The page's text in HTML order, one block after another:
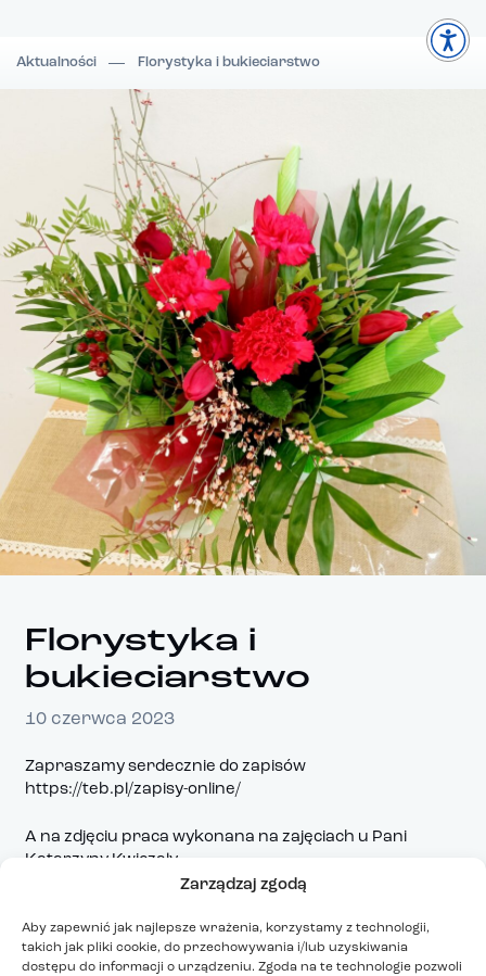
Zarządzaj zgodą
Aby zapewnić jak najlepsze wrażenia, korzystamy z technologii,
takich jak pliki cookie, do przechowywania i/lub uzyskiwania
dostępu do informacji o urządzeniu. Zgoda na te technologie pozwoli
Aktualności Florystyka i bukieciarstwo
Florystyka i
bukieciarstwo
10 czerwca 2023
Zapraszamy serdecznie do zapisów
https://teb.pl/zapisy-online/
A na zdjęciu praca wykonana na zajęciach u Pani
Katarzyny Kwiczały.